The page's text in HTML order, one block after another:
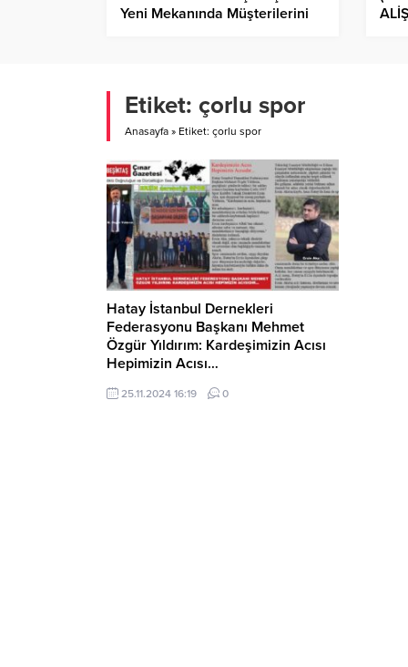
Yeni Mekanında Müşterilerini
Etiket: çorlu spor
Anasayfa » Etiket: çorlu spor
Hatay İstanbul Dernekleri
Federasyonu Başkanı Mehmet
Özgür Yıldırım: Kardeşimizin Acısı
Hepimizin Acısı…
25.11.2024 16:19 0